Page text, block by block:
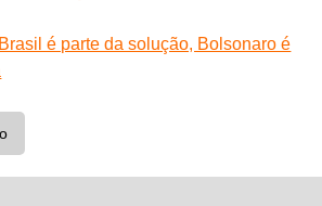
é parte da solução, Bolsonaro é